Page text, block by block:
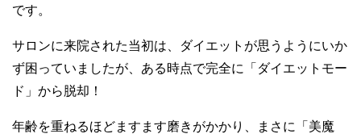
です。
サロンに来院された当初は、ダイエットが思うようにいか
ず困っていましたが、ある時点で完全に「ダイエットモー
ド」から脱却！
年齢を重ねるほどますます磨きがかかり、まさに「美魔